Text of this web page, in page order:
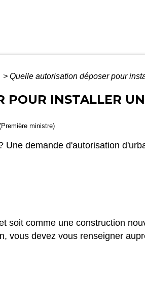
> Quelle autorisation déposer pour
POUR INSTALLER
ministre)
demande d'autorisation
soit comme une construction
vous devez vous renseigner